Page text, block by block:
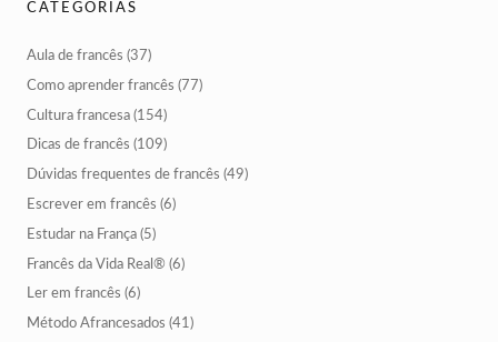
CATEGORIAS
Aula de francês (37)
Como aprender francês (77)
Cultura francesa (154)
Dicas de francês (109)
Dúvidas frequentes de francês (49)
Escrever em francês (6)
Estudar na França (5)
Francês da Vida Real® (6)
Ler em francês (6)
Método Afrancesados (41)